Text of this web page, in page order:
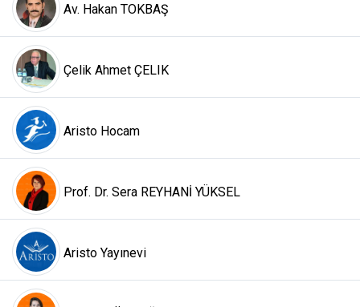
Av. Hakan TOKBAŞ
Çelik Ahmet ÇELIK
Aristo Hocam
Prof. Dr. Sera REYHANİ YÜKSEL
Aristo Yayınevi